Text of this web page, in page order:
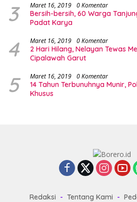
3 Maret 16, 2019 0 Komentar
Bersih-bersih, 60 Warga
Padat Karya
4 Maret 16, 2019 0 Komentar
2 Hari Hilang, Nelayan Tewas
Cipalawah Garut
5 Maret 16, 2019 0 Komentar
14 Tahun Terbunuhnya Munir,
Khusus
Redaksi Tentang Kami